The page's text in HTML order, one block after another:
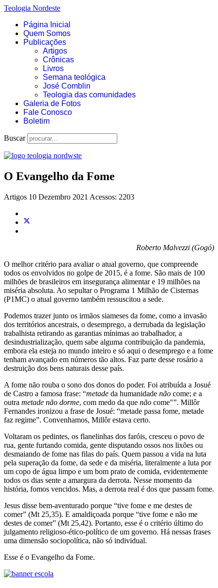
Teologia Nordeste
Página Inicial
Quem Somos
Publicações
Artigos
Crônicas
Livros
Semana teológica
José Comblin
Teologia das comunidades
Galeria de Fotos
Fale Conosco
Boletim
Buscar
O Evangelho da Fome
Artigos 10 Dezembro 2021 Acessos: 2203
Roberto Malvezzi (Gogó)
O melhor critério para avaliar o atual governo, que compreende
todos os envolvidos no golpe de 2015, é a fome. São mais de 100
milhões de brasileiros em insegurança alimentar e 19 milhões na
miséria absoluta. Ao sepultar o Programa 1 Milhão de Cisternas
(P1MC) o atual governo também ressuscitou a sede.
Podemos trazer junto os irmãos siameses da fome, como a invasão
dos territórios ancestrais, o desemprego, a derrubada da legislação
trabalhista retirando as garantias mínimas ao trabalhador, a
desindustrialização, quem sabe alguma contribuição da pandemia,
embora ela esteja no mundo inteiro e só aqui o desemprego e a fome
tenham avançado em números tão altos. Faz parte desse rosário a
destruição dos bens naturais desse país.
A fome não rouba o sono dos donos do poder. Foi atribuída a Josué
de Castro a famosa frase: “metade da humanidade não come; e a
outra metade não dorme, com medo da que não come"”. Millôr
Fernandes ironizou a frase de Josué: “metade passa fome, metade
faz regime”. Convenhamos, Millôr estava certo.
Voltaram os pedintes, os flanelinhas dos faróis, cresceu o povo de
rua, gente furtando comida, gente disputando ossos nos lixões ou
desmaiando de fome nas filas do país. Quem passou a vida na luta
pela superação da fome, da sede e da miséria, literalmente a luta por
um copo de água limpo e um bom prato de comida, evidentemente
todos os dias sente a amargura da derrota. Nesse momento da
história, fomos vencidos. Mas, a derrota real é dos que passam fome.
Jesus disse bem-aventurado porque “tive fome e me destes de
comer” (Mt 25,35). E amaldiçoada porque “tive fome e não me
destes de comer” (Mt 25,42). Portanto, esse é o critério último do
julgamento religioso-ético-político de um governo. Há nessas frases
uma dimensão sociopolítica, não só individual.
Esse é o Evangelho da Fome.